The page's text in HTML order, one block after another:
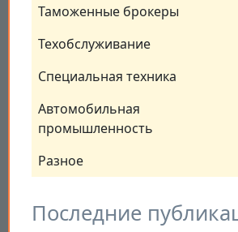
Таможенные брокеры
Техобслуживание
Специальная техника
Автомобильная
промышленность
Разное
Последние